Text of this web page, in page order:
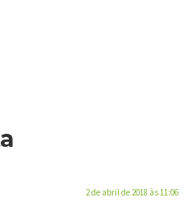
2 de abril de 2018 às 11:06